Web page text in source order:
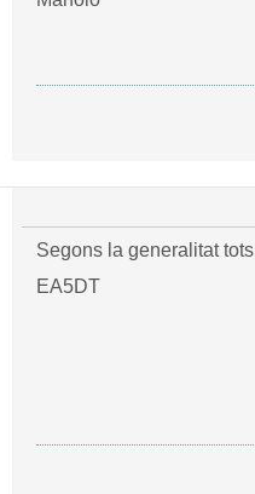
Segons la generalitat tots
EA5DT